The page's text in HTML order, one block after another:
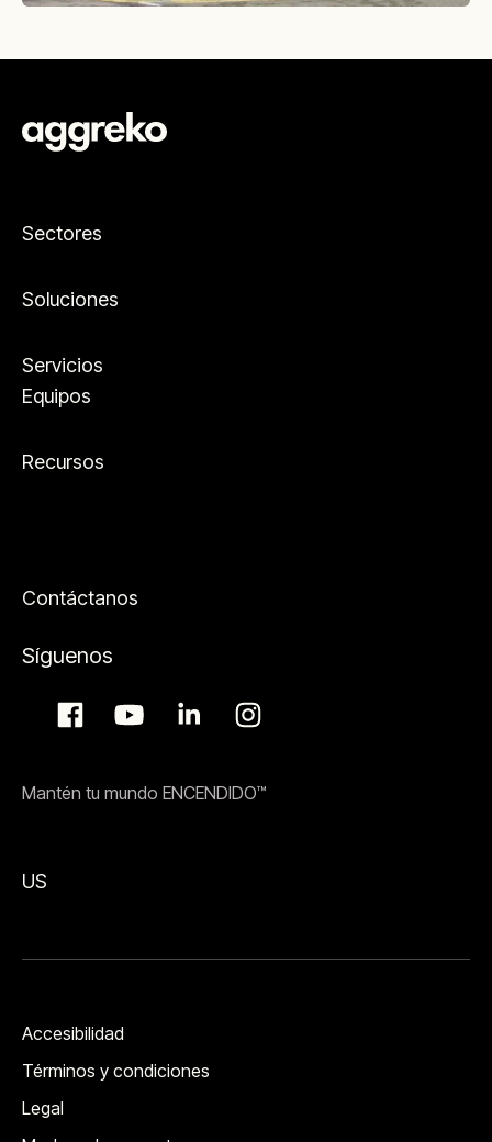
Sectores
Soluciones
Servicios
Equipos
Recursos
Contáctanos
Síguenos
Mantén tu mundo ENCENDIDO™
US
Accesibilidad
Términos y condiciones
Legal